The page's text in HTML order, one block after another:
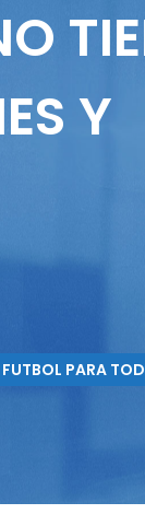
Y
PARA